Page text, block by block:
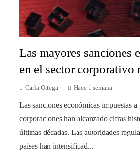
Las mayores sanciones
en el sector corporativo
Carla Ortega Hace 1 semana
Las sanciones económicas impuestas a
corporaciones han alcanzado cifras
últimas décadas. Las autoridades
países han intensificad...